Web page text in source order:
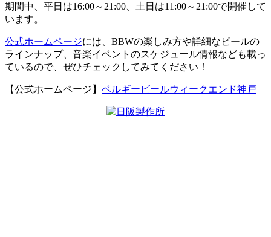
期間中、平日は16:00～21:00、土日は11:00～21:00で開催して
います。
公式ホームページには、BBWの楽しみ方や詳細なビールの
ラインナップ、音楽イベントのスケジュール情報なども載っ
ているので、ぜひチェックしてみてください！
【公式ホームページ】 ベルギービールウィークエンド神戸